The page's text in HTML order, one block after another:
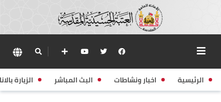
الرئيسية اخبار ونشاطات البث المباشر الزيارة